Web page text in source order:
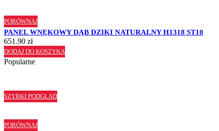
PORÓWNAJ
PANEL WNĘKOWY DĄB DZIKI NATURALNY H1318 ST10
651.90 zł
DODAJ DO KOSZYKA
Popularne
SZYBKI PODGLĄD
PORÓWNAJ